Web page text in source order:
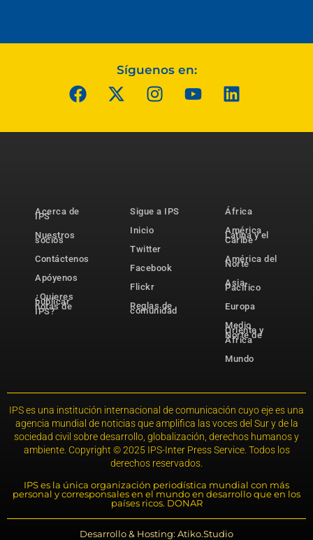
Síguenos en:
Acerca de
IPS
Nuestros
socios
Contáctenos
Apóyenos
¿Quieres
publicar
notas de
IPS?
Sigue a IPS
Inicio
Twitter
Facebook
Flickr
Reglas de
comunidad
África
América
Latina y el
Caribe
América del
Norte
Asia-
Pacífico
Europa
Medio
Oriente y
Norte de
África
Mundo
IPS es una institución internacional de comunicación cuyo eje es una
agencia mundial de noticias que amplifica las voces del Sur y de la
sociedad civil sobre desarrollo, globalización, derechos humanos y
ambiente. Copyright © 2025 IPS-Inter Press Service. Todos los
derechos reservados.
IPS es la única organización periodística mundial con más
personal y corresponsales en el mundo en desarrollo que en los
países ricos. DONAR
Desarrollo & Hosting: Atiko.Studio